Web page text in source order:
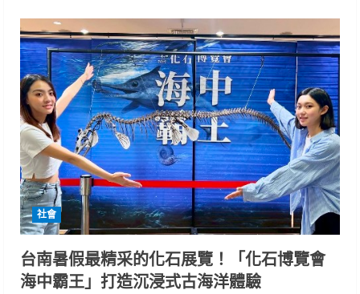
榕
軒
大
飯
店
全
台
灣
第
三
間!
獲
碳
足
跡
標
籤
飯
店
社會
台南暑假最精采的化石展覽！「化石博覽會
海中霸王」打造沉浸式古海洋體驗